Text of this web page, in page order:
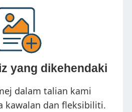
yang dikehendaki
dalam talian kami
kawalan dan fleksibiliti.